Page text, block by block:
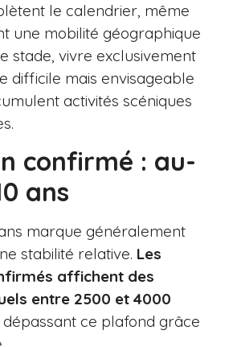
le calendrier, même
une mobilité géographique
stade, vivre exclusivement
difficile mais envisageable
activités scéniques
confirmé : au-
ans
marque généralement
stabilité relative. Les
affichent des
entre 2500 et 4000
dépassant ce plafond grâce